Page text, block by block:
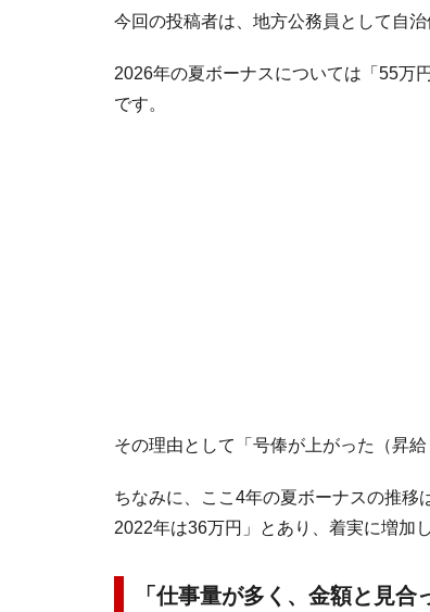
今回の投稿者は、地方公務員として自治
2026年の夏ボーナスについては「55万
です。
その理由として「号俸が上がった（昇
ちなみに、ここ4年の夏ボーナスの推移
2022年は36万円」とあり、着実に増加
「仕事量が多く、金額と見合